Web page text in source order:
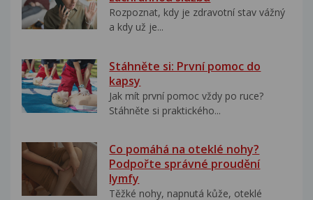
Rozpoznat, kdy je zdravotní stav vážný
a kdy už je...
Stáhněte si: První pomoc do
kapsy
Jak mít první pomoc vždy po ruce?
Stáhněte si praktického...
Co pomáhá na oteklé nohy?
Podpořte správné proudění
lymfy
Těžké nohy, napnutá kůže, oteklé